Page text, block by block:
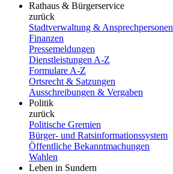
Rathaus & Bürgerservice
zurück
Stadtverwaltung & Ansprechpersonen
Finanzen
Pressemeldungen
Dienstleistungen A-Z
Formulare A-Z
Ortsrecht & Satzungen
Ausschreibungen & Vergaben
Politik
zurück
Politische Gremien
Bürger- und Ratsinformationssystem
Öffentliche Bekanntmachungen
Wahlen
Leben in Sundern